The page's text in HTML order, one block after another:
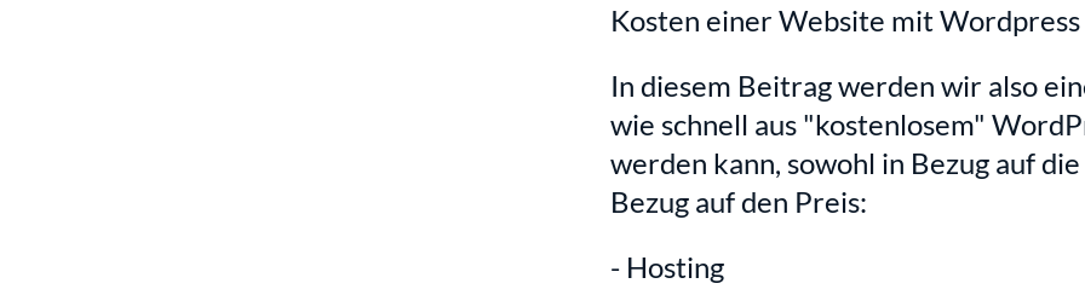
Kosten einer Website mit
In diesem Beitrag werden wir also
wie schnell aus "kostenlosem"
werden kann, sowohl in Bezug auf
Bezug auf den Preis:
- Hosting